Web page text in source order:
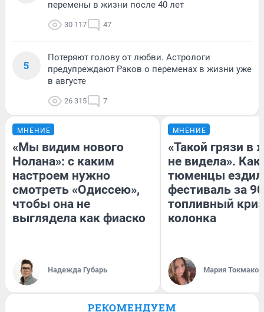
перемены в жизни после 40 лет
30 117 47
5
Потеряют голову от любви. Астрологи
предупреждают Раков о переменах в жизни уже
в августе
26 315 7
МНЕНИЕ
«Мы видим нового
Нолана»: с каким
настроем нужно
смотреть «Одиссею»,
чтобы она не
выглядела как фиаско
Надежда Губарь
МНЕНИЕ
«Такой грязи в
не видела». Как
тюменцы
фестиваль за
топливный
колонка
Мария
РЕКОМЕНДУЕМ